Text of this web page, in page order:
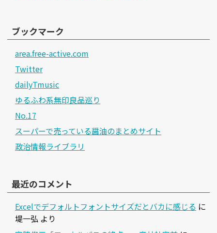
ブックマーク
area.free-active.com
Twitter
dailyTmusic
ゆるふわ系無印良品巡り
No.17
スーパーで売っている醤油のまとめサイト
政治情報ライブラリ
最近のコメント
Excelでデフォルトフォントサイズだとバカに感じる に
堤一弘 より